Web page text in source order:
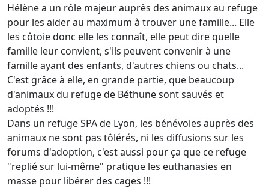
Hélène a un rôle majeur auprès des animaux au refuge
pour les aider au maximum à trouver une famille... Elle
les côtoie donc elle les connaît, elle peut dire quelle
famille leur convient, s'ils peuvent convenir à une
famille ayant des enfants, d'autres chiens ou chats...
C'est grâce à elle, en grande partie, que beaucoup
d'animaux du refuge de Béthune sont sauvés et
adoptés !!!
Dans un refuge SPA de Lyon, les bénévoles auprès des
animaux ne sont pas tôlérés, ni les diffusions sur les
forums d'adoption, c'est aussi pour ça que ce refuge
"replié sur lui-même" pratique les euthanasies en
masse pour libérer des cages !!!